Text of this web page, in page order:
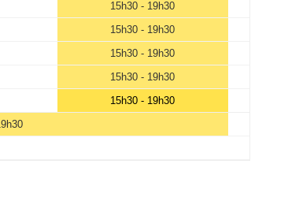
15h30 - 19h30
15h30 - 19h30
15h30 - 19h30
15h30 - 19h30
15h30 - 19h30